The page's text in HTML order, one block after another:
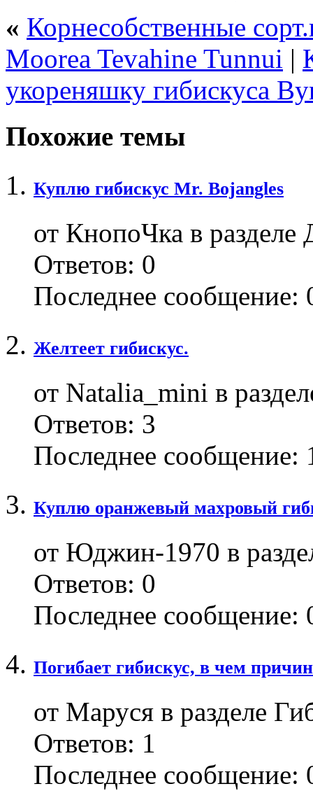
« Корнесобственные
Moorea Tevahine Tunnui |
укореняшку гибискуса
Похожие темы
Куплю гибискус Mr. Bojangles
от КнопоЧка в разделе
Ответов: 0
Последнее сообщение:
Желтеет гибискус.
от Natalia_mini в
Ответов: 3
Последнее сообщение:
Куплю оранжевый махровый
от Юджин-1970 в
Ответов: 0
Последнее сообщение:
Погибает гибискус, в чем
от Маруся в разделе
Ответов: 1
Последнее сообщение: